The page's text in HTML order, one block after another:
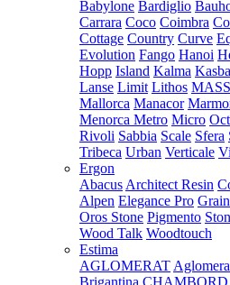
Babylone Bardiglio
Carrara Coco Coimbra
Cottage Country Curve
Evolution Fango Hanoi
Hopp Island Kalma
Lanse Limit Lithos
Mallorca Manacor
Menorca Metro Micro
Rivoli Sabbia Scale Sfera
Tribeca Urban Verticale
Ergon
Abacus Architect Resin
Alpen Elegance Pro
Oros Stone Pigmento
Wood Talk Woodtouch
Estima
AGLOMERAT